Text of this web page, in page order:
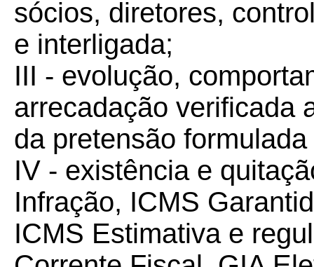
sócios, diretores,
e interligada;
III - evolução,
arrecadação verificada
da pretensão
IV - existência e
Infração, ICMS
ICMS Estimativa e